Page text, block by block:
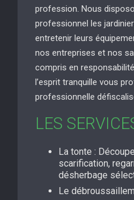
profession. Nous
professionnel les
entretenir leurs
nos entreprises et nos
compris en
l’esprit tranquille vous
professionnelle
LES
La tonte :
scarification,
désherbage
Le